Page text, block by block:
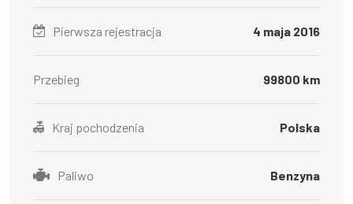
Pierwsza rejestracja 4 maja 2016
Przebieg 99800 km
Kraj pochodzenia Polska
Paliwo Benzyna